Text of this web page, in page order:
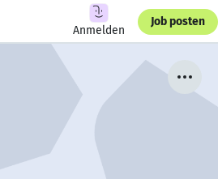
Anmelden
Job posten